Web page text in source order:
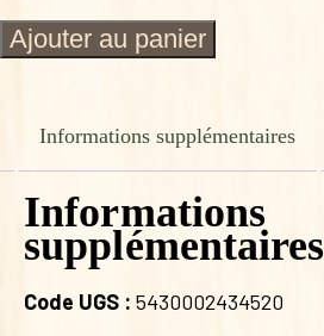
quantité
de
Ajouter au panier
Informations supplémentaires
Informations
supplémentaires
Code UGS : 5430002434520